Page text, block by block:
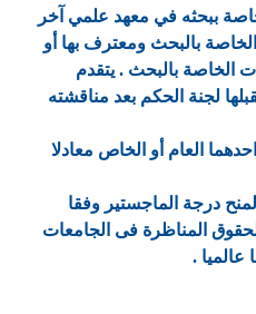
ببحثه في معهد علمي آخر
بالبحث ومعترف بها أو
الخاصة بالبحث . يتقدم
لجنة الحكم بعد مناقشته
العام أو الخاص معادلا
درجة الماجستير وفقا
المناظرة فى الجامعات
عالميا .